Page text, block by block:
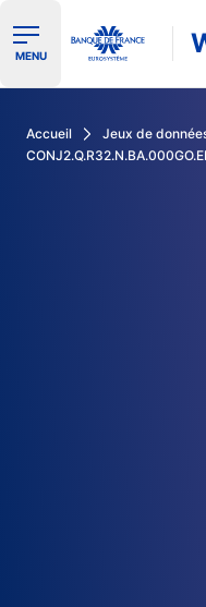
Ouvrir le menu de
MENU
Accueil Jeux de